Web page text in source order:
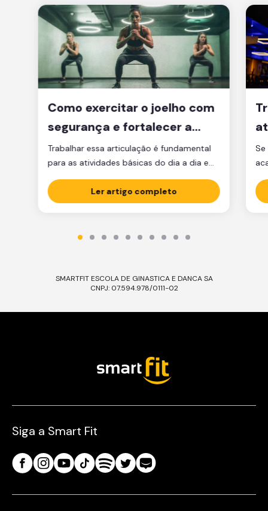
Como exercitar o joelho com
segurança e fortalecer a
articulação
Trabalhar essa articulação é fundamental
para as atividades básicas do dia a dia e
manter a qualidade de vida.
Ler artigo completo
SMARTFIT ESCOLA DE GINASTICA E DANCA SA
CNPJ: 07.594.978/0111-02
Siga a Smart Fit